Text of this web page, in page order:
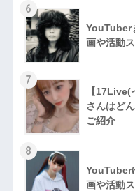
6
YouTuber
画や活動
7
【
さんはど
ご紹介
8
YouTuber
画や活動